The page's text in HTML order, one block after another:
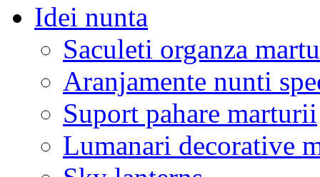
Idei nunta
Saculeti organza
Aranjamente nunti
Suport pahare marturii
Lumanari decorative